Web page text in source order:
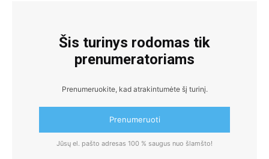
Šis turinys rodomas tik
prenumeratoriams
Prenumeruokite, kad atrakintumėte šį turinį.
Prenumeruoti
Jūsų el. pašto adresas 100 % saugus nuo šlamšto!